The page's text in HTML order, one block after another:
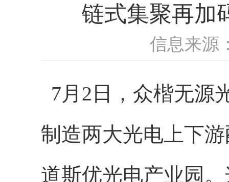
链式集聚再加
信息来源
7月2日，众楷无源
制造两大光电上下
道斯优光电产业园